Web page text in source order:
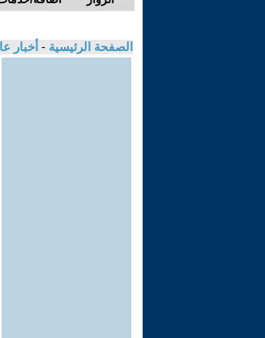
الصفحة الرئيسية - أخبار